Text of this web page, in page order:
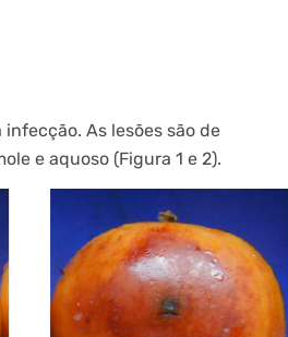
As lesões são de
e aquoso (Figura 1 e 2).